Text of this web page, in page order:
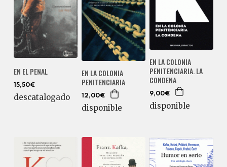
EN EL PENAL
15,50€
descatalogado
EN LA COLONIA
PENITENCIARIA
12,00€
disponible
EN LA COLONIA
PENITENCIARIA. LA
CONDENA
9,00€
disponible